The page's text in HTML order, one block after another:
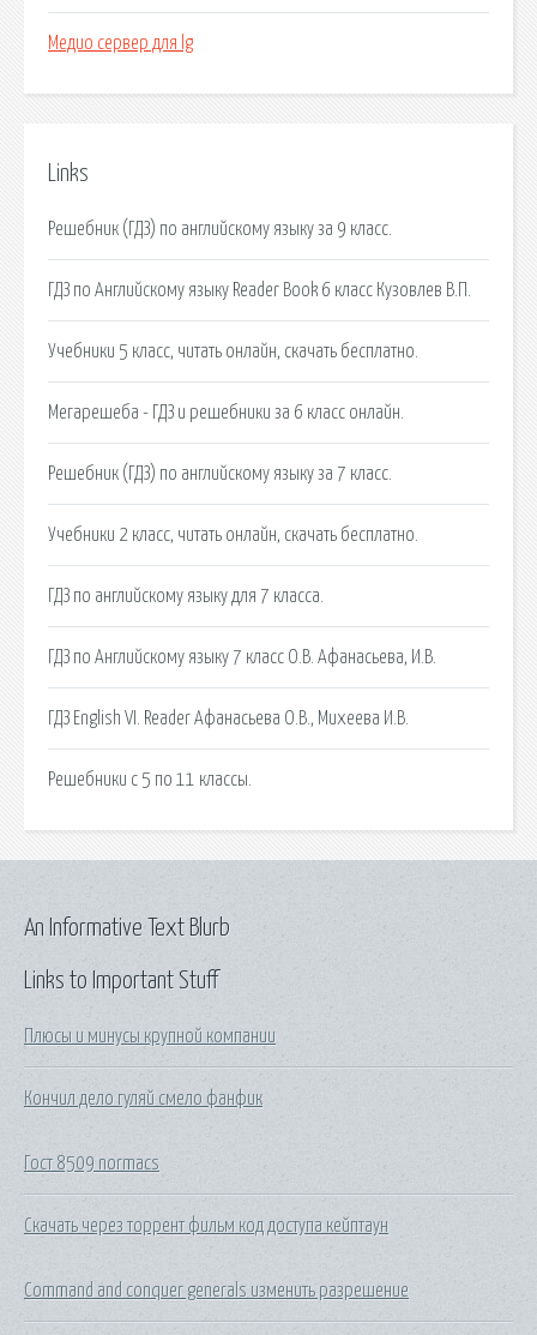
Медио сервер для lg
Links
Решебник (ГДЗ) по английскому языку за 9 класс.
ГДЗ по Английскому языку Reader Book 6 класс Кузовлев В.П.
Учебники 5 класс, читать онлайн, скачать бесплатно.
Мегарешеба - ГДЗ и решебники за 6 класс онлайн.
Решебник (ГДЗ) по английскому языку за 7 класс.
Учебники 2 класс, читать онлайн, скачать бесплатно.
ГДЗ по английскому языку для 7 класса.
ГДЗ по Английскому языку 7 класс О.В. Афанасьева, И.В.
ГДЗ English VI. Reader Афанасьева О.В., Михеева И.В.
Решебники с 5 по 11 классы.
Links to Important Stuff
Плюсы и минусы крупной компании
Кончил дело гуляй смело фанфик
Гост 8509 normacs
Скачать через торрент фильм код доступа кейптаун
Command and conquer generals изменить разрешение
An Informative Text Blurb